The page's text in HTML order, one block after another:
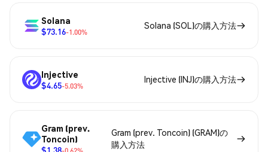
Solana
$73.16-1.00%
Solana (SOL)の購入方法
Injective
$4.65-5.03%
Injective (INJ)の購入方法
Gram (prev.
Toncoin)
$1.38
Gram (prev. Toncoin) (GRAM)の
購入方法